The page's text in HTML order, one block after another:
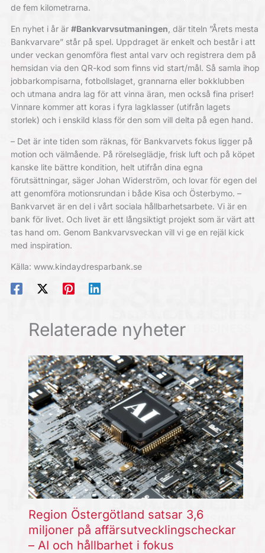
de fem kilometrarna.
En nyhet i år är #Bankvarvsutmaningen , där titeln ”Årets mesta
Bankvarvare” står på spel. Uppdraget är enkelt och består i att
under veckan genomföra flest antal varv och registrera dem på
hemsidan via den QR-kod som finns vid start/mål. Så samla ihop
jobbarkompisarna, fotbollslaget, grannarna eller bokklubben
och utmana andra lag för att vinna äran, men också fina priser!
Vinnare kommer att koras i fyra lagklasser (utifrån lagets
storlek) och i enskild klass för den som vill delta på egen hand.
– Det är inte tiden som räknas, för Bankvarvets fokus ligger på
motion och välmående. På rörelseglädje, frisk luft och på köpet
kanske lite bättre kondition, helt utifrån dina egna
förutsättningar, säger Johan Widerström, och lovar för egen del
att genomföra motionsrundan i både Kisa och Österbymo. –
Bankvarvet är en del i vårt sociala hållbarhetsarbete. Vi är en
bank för livet. Och livet är ett långsiktigt projekt som är värt att
tas hand om. Genom Bankvarvsveckan vill vi ge en rejäl kick
med inspiration.
Källa: www.kindaydresparbank.se
Relaterade nyheter
Region Östergötland satsar 3,6
miljoner på affärsutvecklingscheckar
– AI och hållbarhet i fokus